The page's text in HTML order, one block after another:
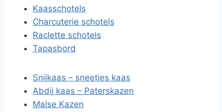
Kaasschotels
Charcuterie schotels
Raclette schotels
Tapasbord
Snijkaas – sneetjes kaas
Abdij kaas – Paterskazen
Malse Kazen